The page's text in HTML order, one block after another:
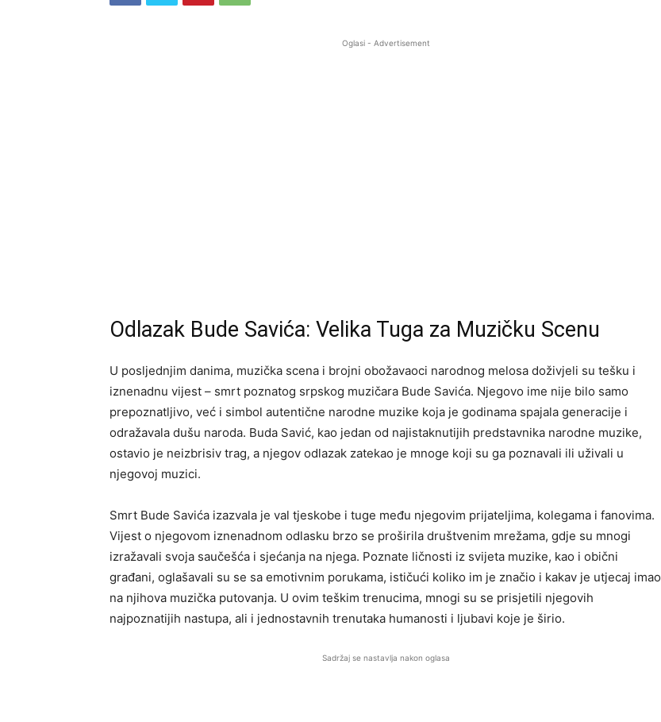
Oglasi - Advertisement
Odlazak Bude Savića: Velika Tuga za Muzičku Scenu
U posljednjim danima, muzička scena i brojni obožavaoci narodnog melosa doživjeli su tešku i
iznenadnu vijest – smrt poznatog srpskog muzičara Bude Savića. Njegovo ime nije bilo samo
prepoznatljivo, već i simbol autentične narodne muzike koja je godinama spajala generacije i
odražavala dušu naroda. Buda Savić, kao jedan od najistaknutijih predstavnika narodne muzike,
ostavio je neizbrisiv trag, a njegov odlazak zatekao je mnoge koji su ga poznavali ili uživali u
njegovoj muzici.
Smrt Bude Savića izazvala je val tjeskobe i tuge među njegovim prijateljima, kolegama i fanovima.
Vijest o njegovom iznenadnom odlasku brzo se proširila društvenim mrežama, gdje su mnogi
izražavali svoja saučešća i sjećanja na njega. Poznate ličnosti iz svijeta muzike, kao i obični
građani, oglašavali su se sa emotivnim porukama, ističući koliko im je značio i kakav je utjecaj imao
na njihova muzička putovanja. U ovim teškim trenucima, mnogi su se prisjetili njegovih
najpoznatijih nastupa, ali i jednostavnih trenutaka humanosti i ljubavi koje je širio.
Sadržaj se nastavlja nakon oglasa